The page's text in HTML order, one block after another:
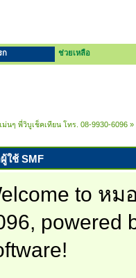
ก ช่วยเหลือ
นๆ พี่วิบูเช็คเทียน โทร. 08-9930-6096 »
ใช้ SMF
to ห
powered